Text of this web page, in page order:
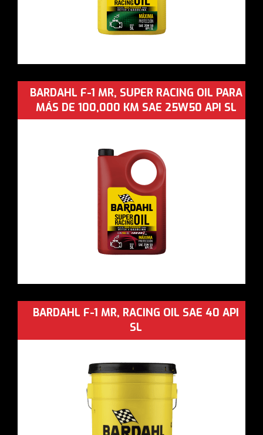
BARDAHL F-1 MR, SUPER RACING OIL PARA
MÁS DE 100,000 KM SAE 25W50 API SL
BARDAHL F-1 MR, RACING OIL SAE 40 API
SL